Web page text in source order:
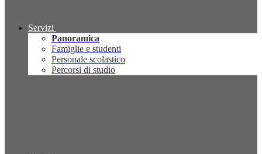
Servizi
Panoramica
Famiglie e studenti
Personale scolastico
Percorsi di studio